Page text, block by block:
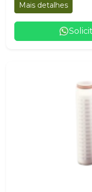
Mais detalhes